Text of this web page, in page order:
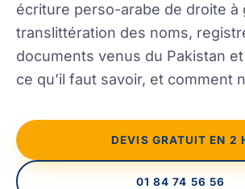
écriture perso-arabe de droite à
translittération des noms,
documents venus du Pakistan et
ce qu’il faut savoir, et comment
DEVIS GRATUIT EN 2
01 84 74 56 56